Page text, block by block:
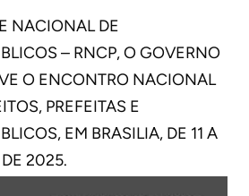
NACIONAL DE
– RNCP, O GOVERNO
O ENCONTRO NACIONAL
PREFEITAS E
EM BRASILIA, DE 11 A
DE 2025.